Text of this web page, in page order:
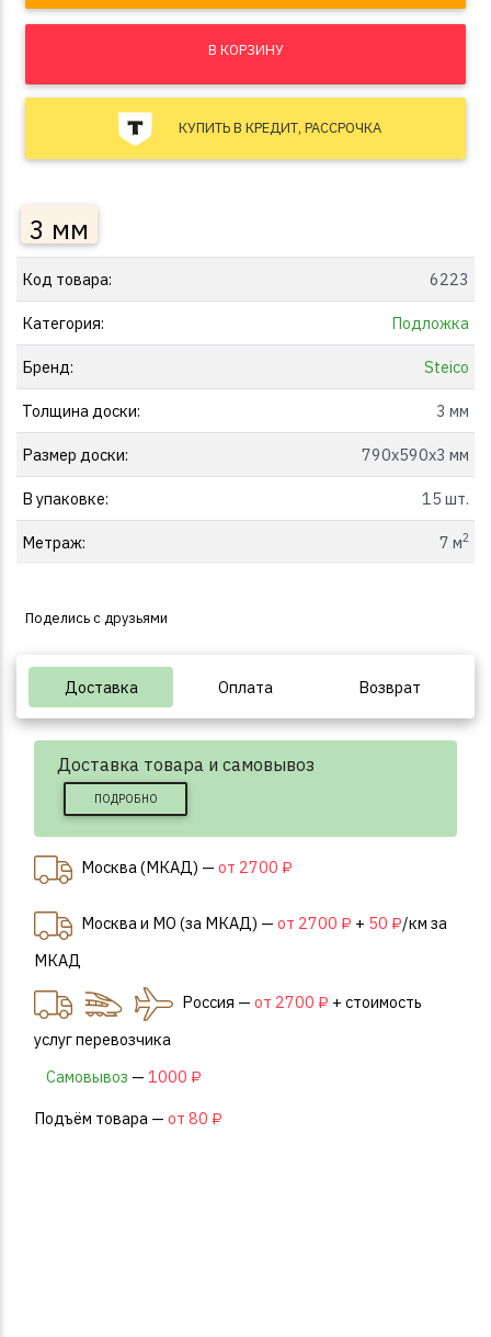
В КОРЗИНУ
КУПИТЬ В КРЕДИТ, РАССРОЧКА
3 мм
Код товара: 6223
Категория: Подложка
Бренд: Steico
Толщина доски: 3 мм
Размер доски: 790x590x3 мм
В упаковке: 15 шт.
Метраж: 7 м2
Поделись с друзьями
Доставка Оплата Возврат
Доставка товара и самовывоз
ПОДРОБНО
Москва (МКАД) — от 2700 ₽
Москва и МО (за МКАД) — от 2700 ₽ + 50 ₽/км за
МКАД
Россия — от 2700 ₽ + стоимость
услуг перевозчика
Самовывоз — 1000 ₽
Подъём товара — от 80 ₽